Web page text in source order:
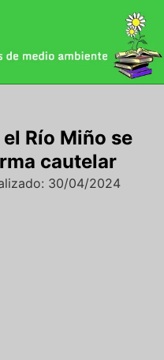
Río Miño se
cautelar
30/04/2024